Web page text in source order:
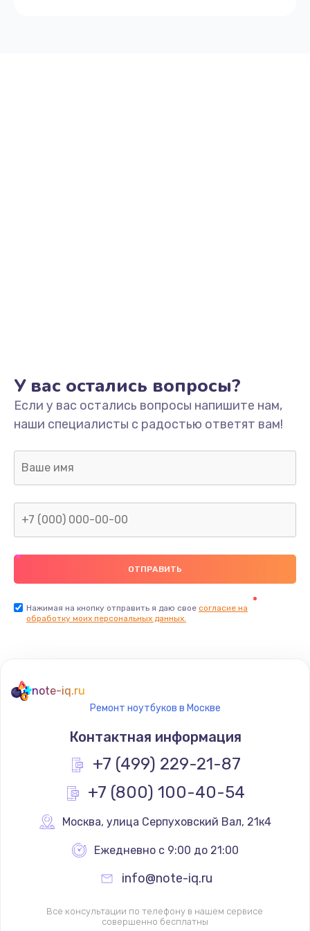
У вас остались вопросы?
Если у вас остались вопросы напишите нам,
наши специалисты с радостью ответят вам!
Нажимая на кнопку отправить я даю свое согласие на
обработку моих персональных данных.
note-iq.ru
Ремонт ноутбуков в Москве
Контактная информация
+7 (499) 229-21-87
+7 (800) 100-40-54
Москва, улица Серпуховский Вал, 21к4
Ежедневно с 9:00 до 21:00
info@note-iq.ru
Все консультации по телефону в нашем сервисе
совершенно бесплатны